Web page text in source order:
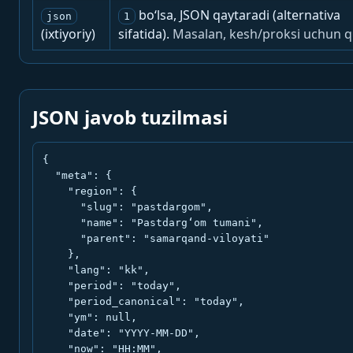
json
(ixtiyoriy)
1
bo‘lsa, JSON qaytaradi (alternativa
sifatida). Masalan, kesh/proksi uchun
JSON javob tuzilmasi
{
  "meta": {
    "region": {
      "slug": "pastdargom",
      "name": "Pastdarg‘om tumani",
      "parent": "samarqand-viloyati"
    },
    "lang": "kk",
    "period": "today",
    "period_canonical": "today",
    "ym": null,
    "date": "YYYY-MM-DD",
    "now": "HH:MM",